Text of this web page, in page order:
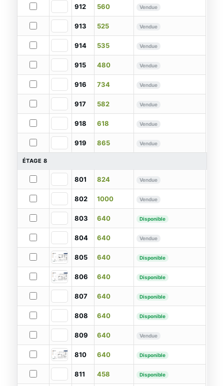
912 560 Vendue
913 525 Vendue
914 535 Vendue
915 480 Vendue
916 734 Vendue
917 582 Vendue
918 618 Vendue
919 865 Vendue
ÉTAGE 8
801 824 Vendue
802 1000 Vendue
803 640 Disponible
804 640 Vendue
805 640 Disponible
806 640 Disponible
807 640 Disponible
808 640 Disponible
809 640 Vendue
810 640 Disponible
811 458 Disponible